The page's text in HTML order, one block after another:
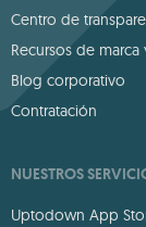
Centro de
Recursos de marca
Blog corporativo
Contratación
NUESTROS
Uptodown App